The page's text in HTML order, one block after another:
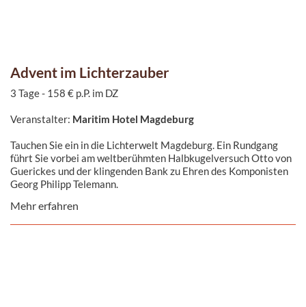
Advent im Lichterzauber
3 Tage - 158 € p.P. im DZ
Veranstalter: Maritim Hotel Magdeburg
Tauchen Sie ein in die Lichterwelt Magdeburg. Ein Rundgang
führt Sie vorbei am weltberühmten Halbkugelversuch Otto von
Guerickes und der klingenden Bank zu Ehren des Komponisten
Georg Philipp Telemann.
Mehr erfahren